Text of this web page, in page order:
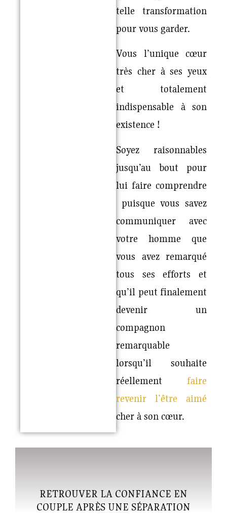
telle transformation
pour vous garder.
Vous l’unique cœur
très cher à ses yeux
et totalement
indispensable à son
existence !
Soyez raisonnables
jusqu’au bout pour
lui faire comprendre
puisque vous savez
communiquer avec
votre homme que
vous avez remarqué
tous ses efforts et
qu’il peut finalement
devenir un
compagnon
remarquable
lorsqu’il souhaite
réellement faire
revenir l’être aimé
cher à son cœur.
RETROUVER LA CONFIANCE EN
COUPLE APRÈS UNE SÉPARATION